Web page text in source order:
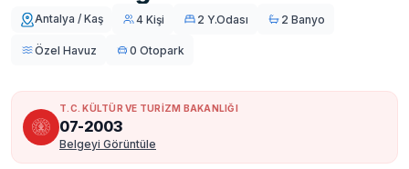
Antalya / Kaş 4 Kişi 2 Y.Odası 2 Banyo
Özel Havuz 0 Otopark
T.C. KÜLTÜR VE TURİZM BAKANLIĞI
07-2003
Belgeyi Görüntüle